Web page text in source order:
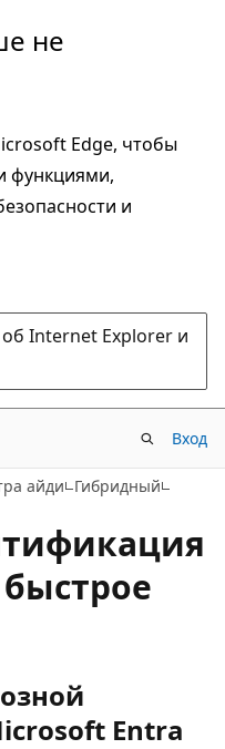
не
Edge, чтобы
функциями,
и
Internet Explorer и
Вход
айди Гибридный
Entra